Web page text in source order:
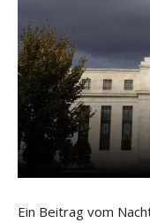
Ein Beitrag vom